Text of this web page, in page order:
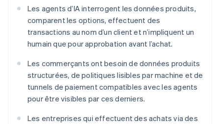
Les agents d’IA interrogent les données produits,
comparent les options, effectuent des
transactions au nom d’un client et n’impliquent un
humain que pour approbation avant l’achat.
Les commerçants ont besoin de données produits
structurées, de politiques lisibles par machine et de
tunnels de paiement compatibles avec les agents
pour être visibles par ces derniers.
Les entreprises qui effectuent des achats via des